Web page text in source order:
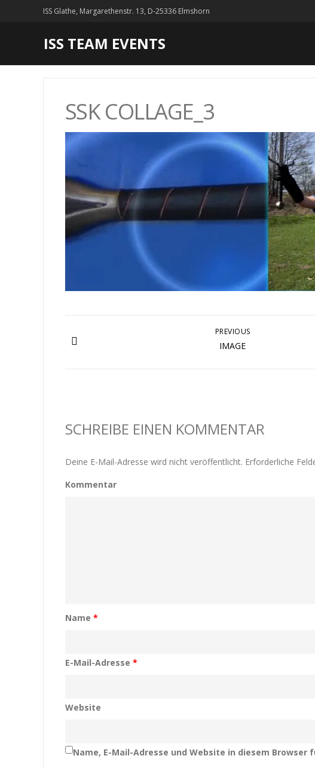
ISS Glathe, Margarethenstr. 13, D-25336 Elmshorn
ISS TEAM EVENTS
SSK COLLAGE_3
PREVIOUS
IMAGE
SCHREIBE EINEN KOMMENTAR
Deine E-Mail-Adresse wird nicht veröffentlicht. Erforderliche
Kommentar
Name *
E-Mail-Adresse *
Website
Name, E-Mail-Adresse und Website in diesem